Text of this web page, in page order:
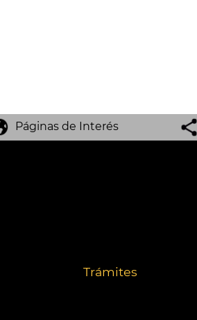
Páginas de Interés
Trámites